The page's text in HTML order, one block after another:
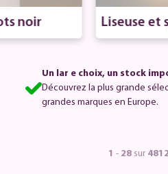
noir Liseuse et
Un lar e choix, un stock
Découvrez la plus grande
grandes marques en Europe.
1 - 28 sur 4812